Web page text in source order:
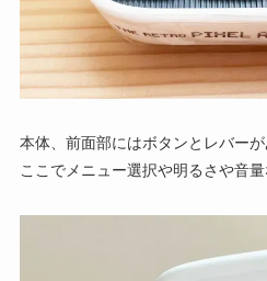
本体、前面部にはボタンとレバーが
ここでメニュー選択や明るさや音量